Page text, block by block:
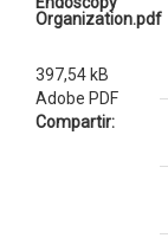
Organization.pdf
397,54 kB
Adobe PDF
Compartir: